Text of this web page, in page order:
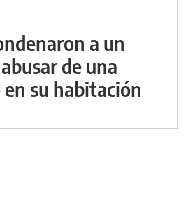
a un
de una
su habitación